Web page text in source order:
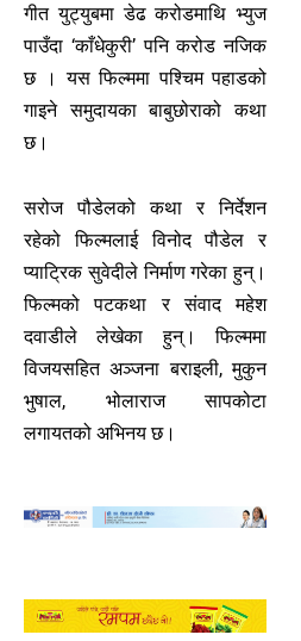
गीत युट्युबमा डेढ करोडमाथि भ्युज
पाउँदा ‘काँधेकुरी’ पनि करोड नजिक
छ । यस फिल्ममा पश्चिम पहाडको
गाइने समुदायका बाबुछोराको कथा
छ।
सरोज पौडेलको कथा र निर्देशन
रहेको फिल्मलाई विनोद पौडेल र
प्याट्रिक सुवेदीले निर्माण गरेका हुन्।
फिल्मको पटकथा र संवाद महेश
दवाडीले लेखेका हुन्। फिल्ममा
विजयसहित अञ्जना बराइली, मुकुन
भुषाल, भोलाराज सापकोटा
लगायतको अभिनय छ।